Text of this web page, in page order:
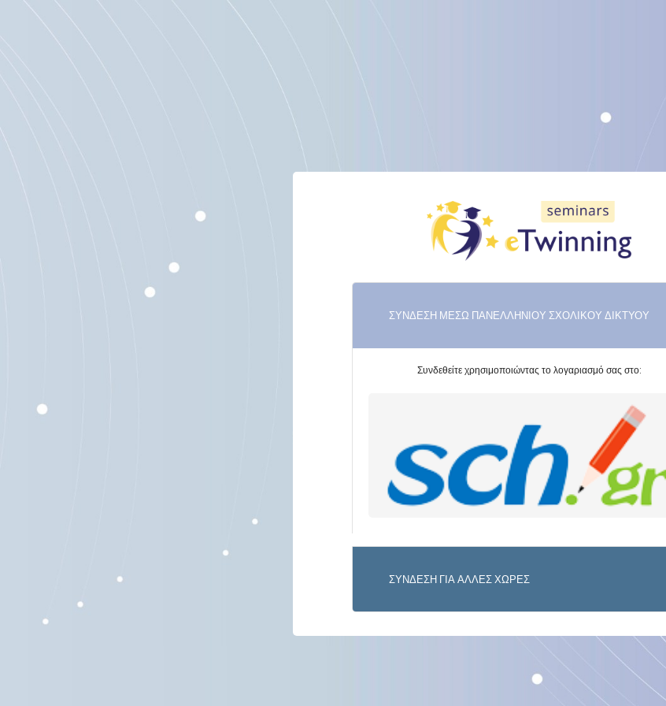
Μετάβαση στο κεντρικό περιεχόμενο
ΣΥΝΔΕΣΗ ΜΕΣΩ ΠΑΝΕΛΛΗΝΙΟΥ ΣΧΟΛΙΚΟΥ ΔΙΚΤΥΟΥ
Συνδεθείτε χρησιμοποιώντας το λογαριασμό σας στο:
ΣΥΝΔΕΣΗ ΓΙΑ ΑΛΛΕΣ ΧΩΡΕΣ